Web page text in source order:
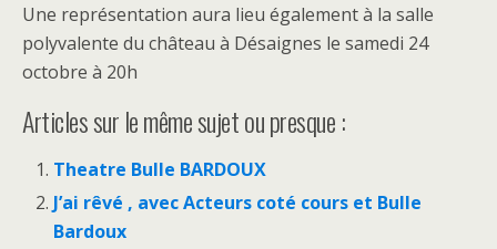
Une représentation aura lieu également à la salle
polyvalente du château à Désaignes le samedi 24
octobre à 20h
Articles sur le même sujet ou presque :
Theatre Bulle BARDOUX
J’ai rêvé , avec Acteurs coté cours et Bulle
Bardoux